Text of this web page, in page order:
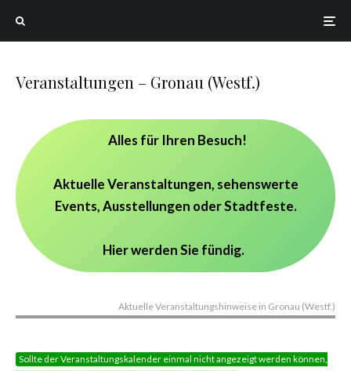
Veranstaltungen – Gronau (Westf.)
Alles für Ihren Besuch!
Aktuelle Veranstaltungen, sehenswerte
Events, Ausstellungen oder Stadtfeste.
Hier werden Sie fündig.
Aktuelle Veranstaltungshinweise in Gronau (Westf.)
Sollte der Veranstaltungskalender einmal nicht angezeigt werden können,